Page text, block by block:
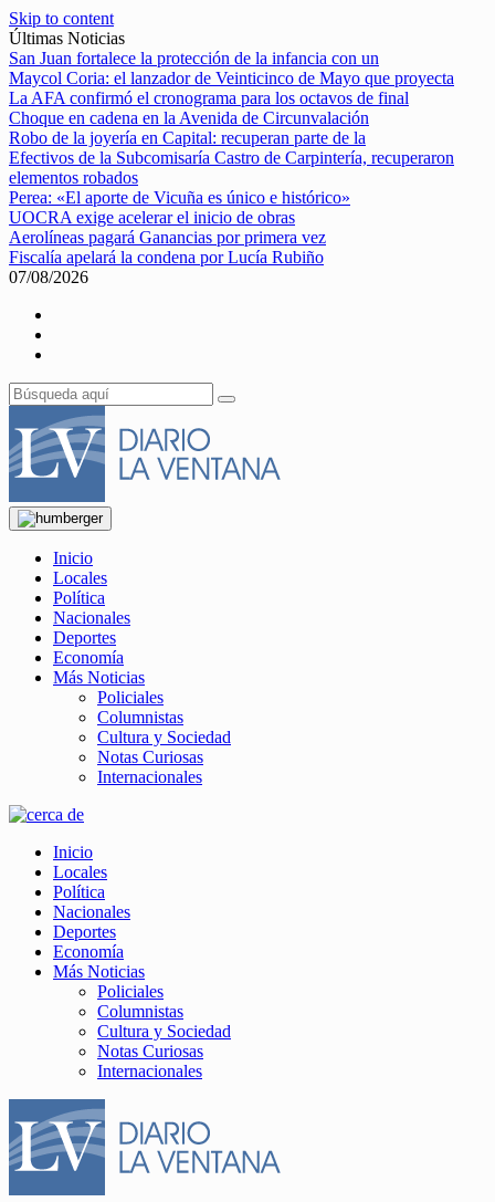
Skip to content
Últimas Noticias
San Juan fortalece la protección de la infancia con un
Maycol Coria: el lanzador de Veinticinco de Mayo que proyecta
La AFA confirmó el cronograma para los octavos de final
Choque en cadena en la Avenida de Circunvalación
Robo de la joyería en Capital: recuperan parte de la
Efectivos de la Subcomisaría Castro de Carpintería, recuperaron
elementos robados
Perea: «El aporte de Vicuña es único e histórico»
UOCRA exige acelerar el inicio de obras
Aerolíneas pagará Ganancias por primera vez
Fiscalía apelará la condena por Lucía Rubiño
07/08/2026
Inicio
Locales
Política
Nacionales
Deportes
Economía
Más Noticias
Policiales
Columnistas
Cultura y Sociedad
Notas Curiosas
Internacionales
Inicio
Locales
Política
Nacionales
Deportes
Economía
Más Noticias
Policiales
Columnistas
Cultura y Sociedad
Notas Curiosas
Internacionales